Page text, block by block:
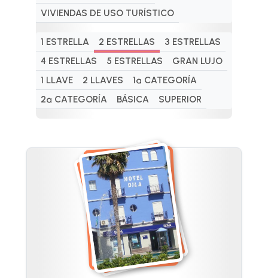
VIVIENDAS DE USO TURÍSTICO
1 ESTRELLA 2 ESTRELLAS
3 ESTRELLAS
4 ESTRELLAS
5 ESTRELLAS
GRAN LUJO
1 LLAVE
2 LLAVES
1ª CATEGORÍA
2ª CATEGORÍA
BÁSICA SUPERIOR